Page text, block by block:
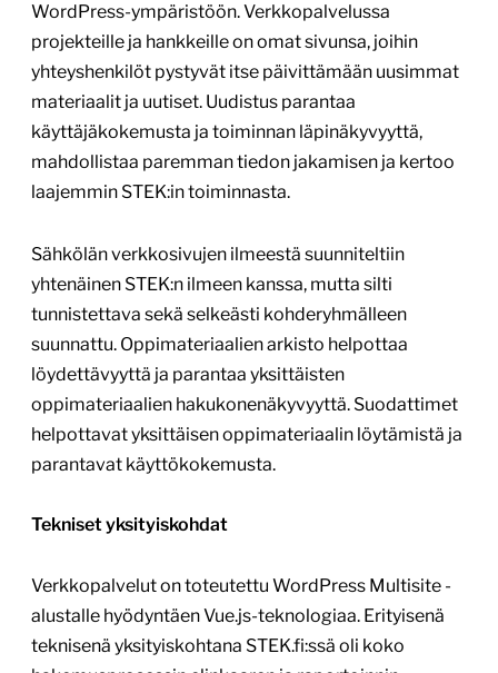
WordPress-ympäristöön. Verkkopalvelussa
projekteille ja hankkeille on omat sivunsa, joihin
yhteyshenkilöt pystyvät itse päivittämään uusimmat
materiaalit ja uutiset. Uudistus parantaa
käyttäjäkokemusta ja toiminnan läpinäkyvyyttä,
mahdollistaa paremman tiedon jakamisen ja kertoo
laajemmin STEK:in toiminnasta.
Sähkölän verkkosivujen ilmeestä suunniteltiin
yhtenäinen STEK:n ilmeen kanssa, mutta silti
tunnistettava sekä selkeästi kohderyhmälleen
suunnattu. Oppimateriaalien arkisto helpottaa
löydettävyyttä ja parantaa yksittäisten
oppimateriaalien hakukonenäkyvyyttä. Suodattimet
helpottavat yksittäisen oppimateriaalin löytämistä ja
parantavat käyttökokemusta.
Tekniset yksityiskohdat
Verkkopalvelut on toteutettu WordPress Multisite -
alustalle hyödyntäen Vue.js-teknologiaa. Erityisenä
teknisenä yksityiskohtana STEK.fi:ssä oli koko